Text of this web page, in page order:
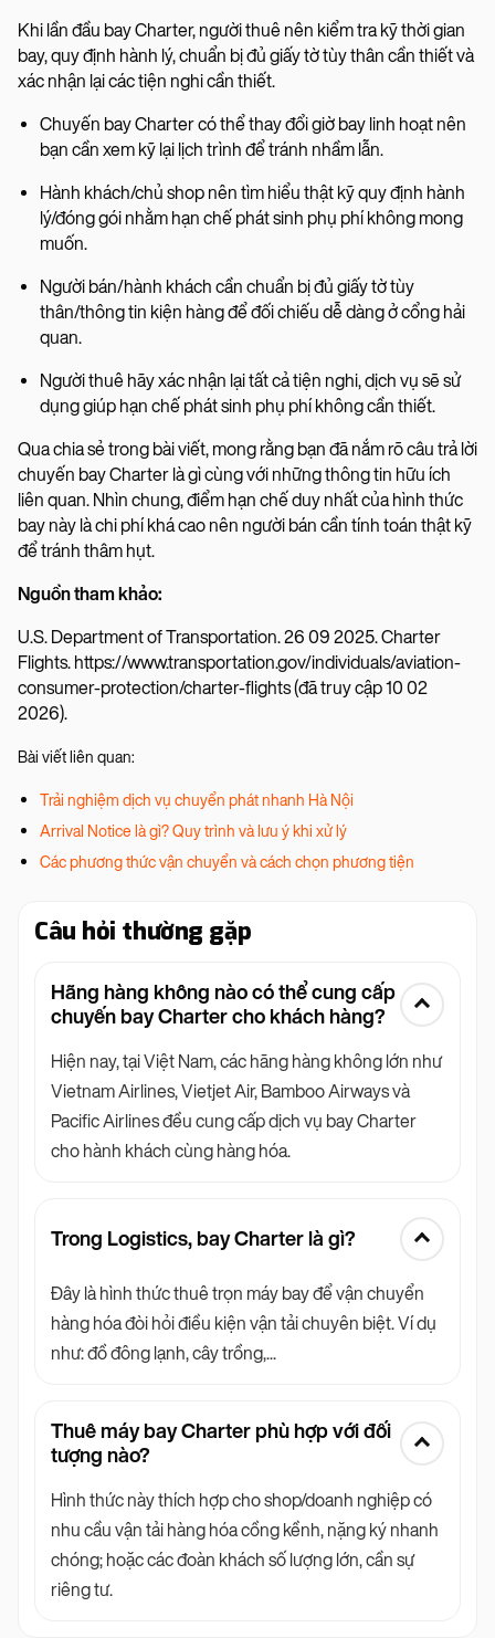
Khi lần đầu bay Charter, người thuê nên kiểm tra kỹ thời gian
bay, quy định hành lý, chuẩn bị đủ giấy tờ tùy thân cần thiết và
xác nhận lại các tiện nghi cần thiết.
Chuyến bay Charter có thể thay đổi giờ bay linh hoạt nên
bạn cần xem kỹ lại lịch trình để tránh nhầm lẫn.
Hành khách/chủ shop nên tìm hiểu thật kỹ quy định hành
lý/đóng gói nhằm hạn chế phát sinh phụ phí không mong
muốn.
Người bán/hành khách cần chuẩn bị đủ giấy tờ tùy
thân/thông tin kiện hàng để đối chiếu dễ dàng ở cổng hải
quan.
Người thuê hãy xác nhận lại tất cả tiện nghi, dịch vụ sẽ sử
dụng giúp hạn chế phát sinh phụ phí không cần thiết.
Qua chia sẻ trong bài viết, mong rằng bạn đã nắm rõ câu trả lời
chuyến bay Charter là gì cùng với những thông tin hữu ích
liên quan. Nhìn chung, điểm hạn chế duy nhất của hình thức
bay này là chi phí khá cao nên người bán cần tính toán thật kỹ
để tránh thâm hụt.
Nguồn tham khảo:
U.S. Department of Transportation. 26 09 2025. Charter
Flights. https://www.transportation.gov/individuals/aviation-
consumer-protection/charter-flights (đã truy cập 10 02
2026).
Bài viết liên quan:
Trải nghiệm dịch vụ chuyển phát nhanh Hà Nội
Arrival Notice là gì? Quy trình và lưu ý khi xử lý
Các phương thức vận chuyển và cách chọn phương tiện
Câu hỏi thường gặp
Hãng hàng không nào có thể cung cấp
chuyến bay Charter cho khách hàng?
Hiện nay, tại Việt Nam, các hãng hàng không lớn như
Vietnam Airlines, Vietjet Air, Bamboo Airways và
Pacific Airlines đều cung cấp dịch vụ bay Charter
cho hành khách cùng hàng hóa.
Trong Logistics, bay Charter là gì?
Đây là hình thức thuê trọn máy bay để vận chuyển
hàng hóa đòi hỏi điều kiện vận tải chuyên biệt. Ví dụ
như: đồ đông lạnh, cây trồng,...
Thuê máy bay Charter phù hợp với đối
tượng nào?
Hình thức này thích hợp cho shop/doanh nghiệp có
nhu cầu vận tải hàng hóa cồng kềnh, nặng ký nhanh
chóng; hoặc các đoàn khách số lượng lớn, cần sự
riêng tư.